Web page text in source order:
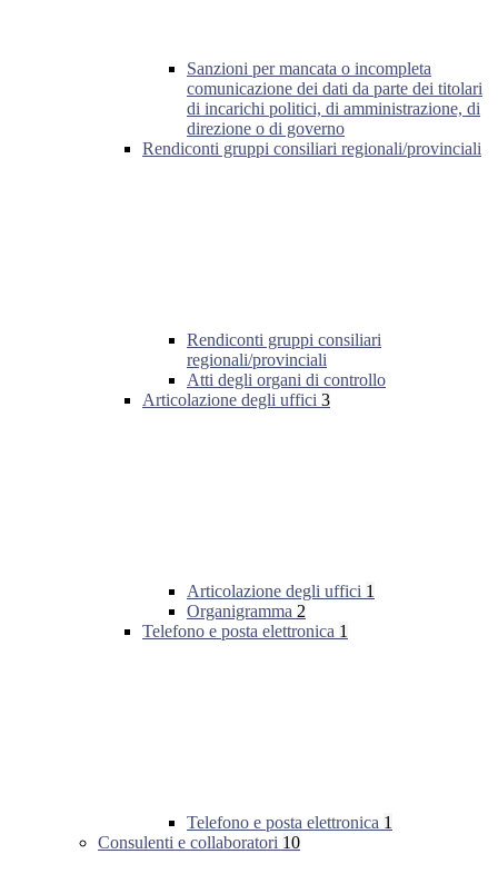
Sanzioni per mancata o incompleta
comunicazione dei dati da parte dei titolari
di incarichi politici, di amministrazione, di
direzione o di governo
Rendiconti gruppi consiliari regionali/provinciali
Rendiconti gruppi consiliari
regionali/provinciali
Atti degli organi di controllo
Articolazione degli uffici 3
Articolazione degli uffici 1
Organigramma 2
Telefono e posta elettronica 1
Telefono e posta elettronica 1
Consulenti e collaboratori 10